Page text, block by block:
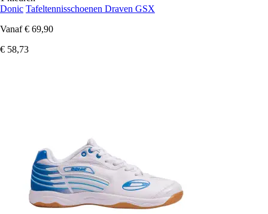
Donic Tafeltennisschoenen Draven GSX
Vanaf € 69,90
€ 58,73